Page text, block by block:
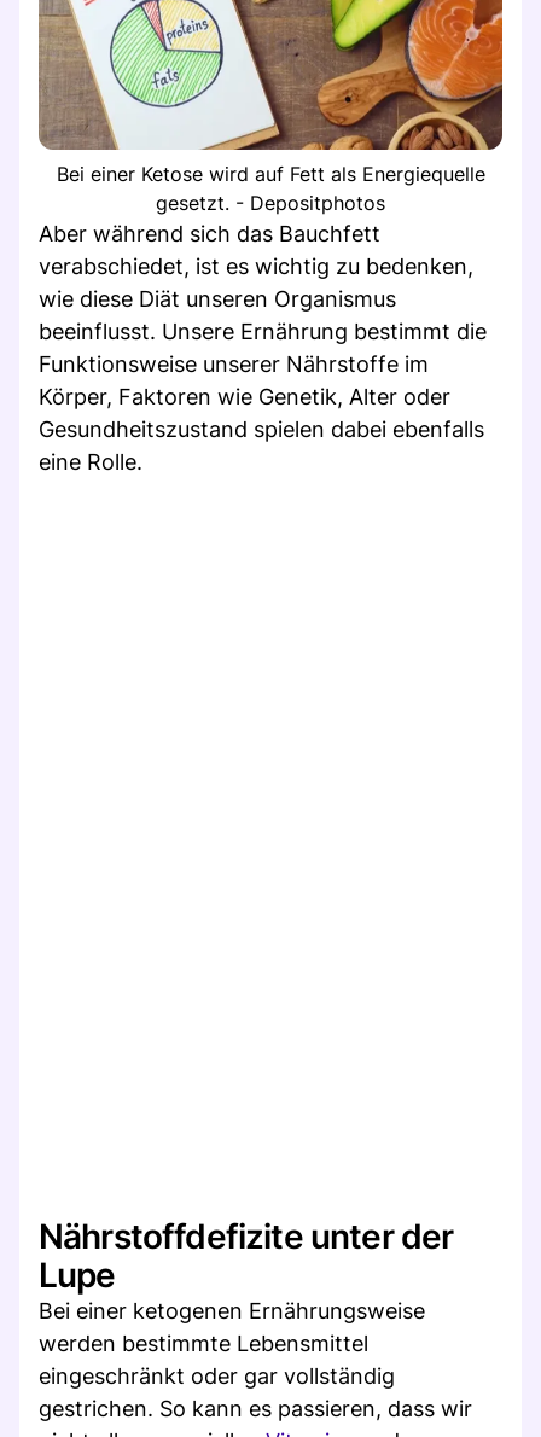
Bei einer Ketose wird auf Fett als Energiequelle
gesetzt. - Depositphotos
Aber während sich das Bauchfett
verabschiedet, ist es wichtig zu bedenken,
wie diese Diät unseren Organismus
beeinflusst. Unsere Ernährung bestimmt die
Funktionsweise unserer Nährstoffe im
Körper, Faktoren wie Genetik, Alter oder
Gesundheitszustand spielen dabei ebenfalls
eine Rolle.
Nährstoffdefizite unter der
Lupe
Bei einer ketogenen Ernährungsweise
werden bestimmte Lebensmittel
eingeschränkt oder gar vollständig
gestrichen. So kann es passieren, dass wir